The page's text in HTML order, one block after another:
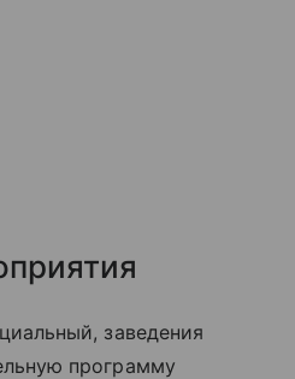
заведения
программу